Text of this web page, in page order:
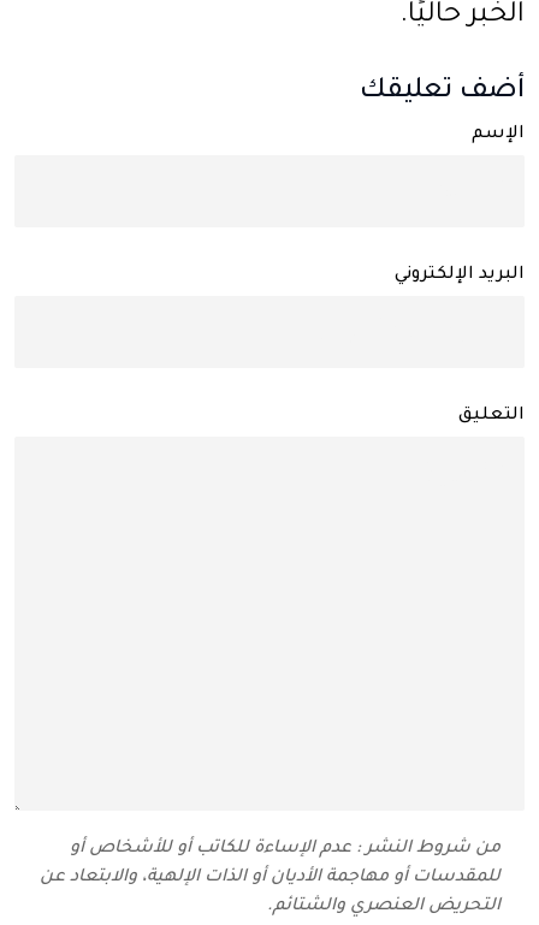
الخبر حاليًا.
أضف تعليقك
الإسم
البريد الإلكتروني
التعليق
من شروط النشر : عدم الإساءة للكاتب أو للأشخاص أو
للمقدسات أو مهاجمة الأديان أو الذات الإلهية، والابتعاد عن
التحريض العنصري والشتائم‬.